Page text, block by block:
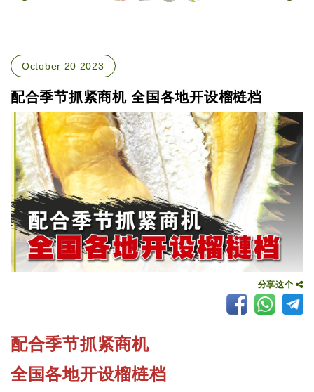
October 20 2023
配合季节抓紧商机 全国各地开设榴梿档
分享这个
配合季节抓紧商机
全国各地开设榴梿档